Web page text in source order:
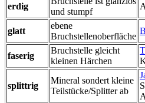
erdig
und stumpf
glatt
ebene
Bruchstellenoberfläche
faserig
Bruchstelle gleicht
kleinen Härchen
splittrig
Mineral sondert kleine
Teilstücke/Splitter ab